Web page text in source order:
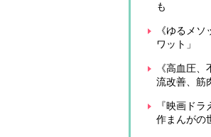
も
《ゆるメ
ワット」
《高血圧
流改善、筋
『映画ド
作まんがの